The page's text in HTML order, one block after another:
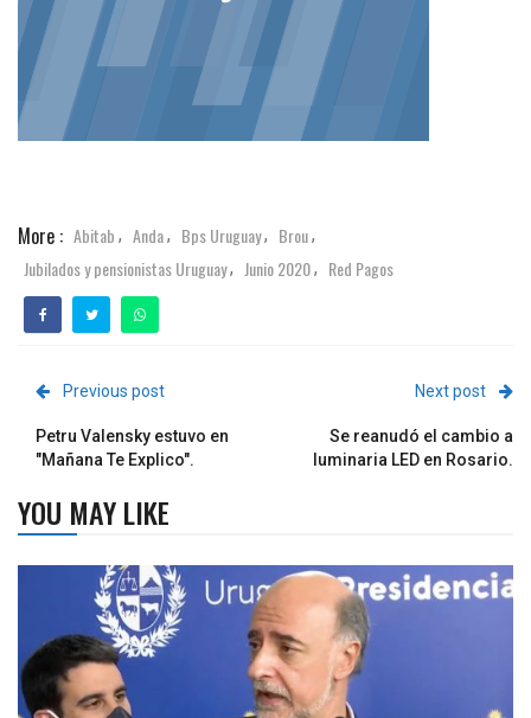
More : Abitab , Anda, Bps Uruguay, Brou,
Jubilados y pensionistas Uruguay, Junio 2020, Red Pagos
Previous post
Petru Valensky estuvo en
"Mañana Te Explico".
Next post
Se reanudó el cambio a
luminaria LED en Rosario.
YOU MAY LIKE